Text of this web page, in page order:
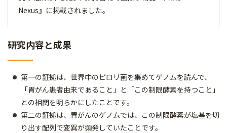
Nexus』に掲載されました。
研究内容と成果
第一の証拠は、世界中のピロリ菌を集めてゲノムを読んで、
「胃がん患者由来であること」と「この制限酵素を持つこと」
との相関を明らかにしたことです。
第二の証拠は、胃がんのゲノムでは、この制限酵素が塩基を切
り出す配列で変異が頻発していたことです。